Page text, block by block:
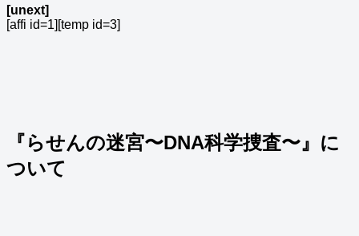
[unext]
[affi id=1][temp id=3]
『らせんの迷宮〜DNA科学捜査〜』に
ついて